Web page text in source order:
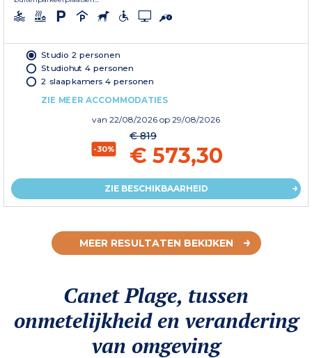
Studio 2 personen
Studiohut 4 personen
2 slaapkamers 4 personen
ZIE MEER ACCOMMODATIES
van 22/08/2026 op 29/08/2026
-30%
€ 819
€ 573,30
ZIE BESCHIKBAARHEID
MEER RESULTATEN BEKIJKEN
Canet Plage, tussen
onmetelijkheid en verandering
van omgeving